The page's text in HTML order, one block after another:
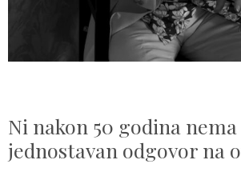
Ni nakon 50 godina nema
jednostavan odgovor na